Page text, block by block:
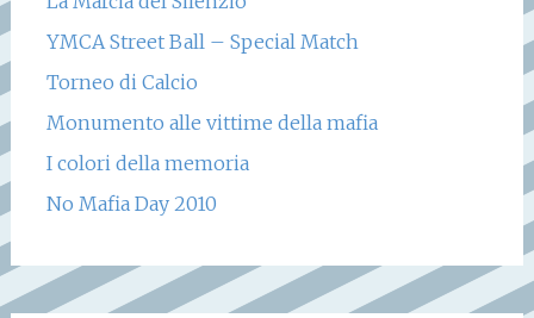
YMCA Street Ball – Special Match
Torneo di Calcio
Monumento alle vittime della mafia
I colori della memoria
No Mafia Day 2010